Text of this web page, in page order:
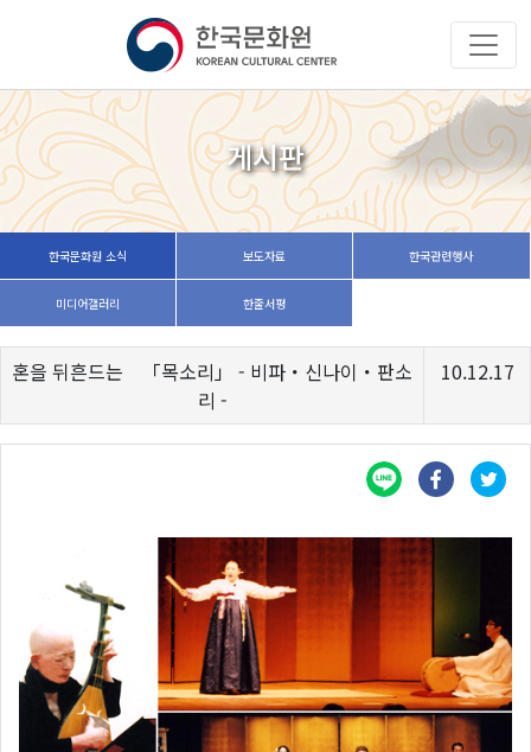
게시판
한국문화원 소식 보도자료 한국관련행사
미디어갤러리 한줄서평
혼을 뒤흔드는 「목소리」 - 비파・신나이・판소
리 -
10.12.17